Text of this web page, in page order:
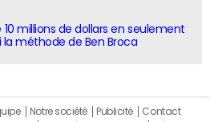
10 millions de dollars en seulement
la méthode de Ben Broca
Notre société Publicité
Contact